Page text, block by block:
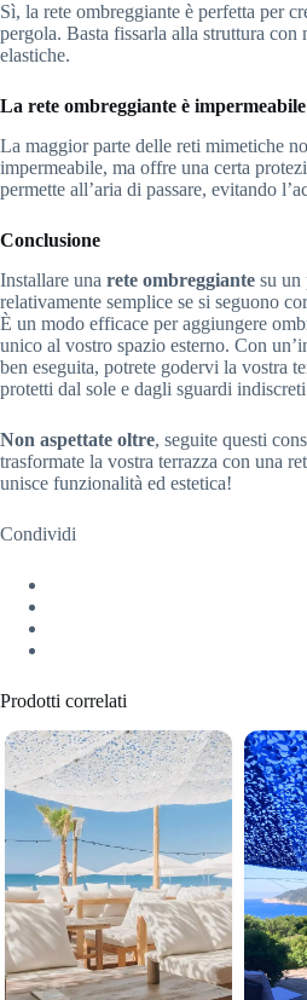
Sì, la rete ombreggiante è perfetta per
pergola. Basta fissarla alla struttura con
elastiche.
La rete ombreggiante è
La maggior parte delle reti mimetiche
impermeabile, ma offre una certa
permette all’aria di passare, evitando
Conclusione
Installare una rete ombreggiante su un
relativamente semplice se si seguono
È un modo efficace per aggiungere
unico al vostro spazio esterno. Con
ben eseguita, potrete godervi la vostra
protetti dal sole e dagli sguardi
Non aspettate oltre, seguite questi
trasformate la vostra terrazza con una
unisce funzionalità ed estetica!
Condividi
Prodotti correlati